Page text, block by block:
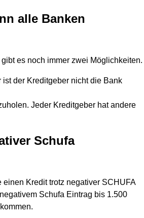
alle Banken
es noch immer zwei Möglichkeiten.
der Kreditgeber nicht die Bank
Jeder Kreditgeber hat andere
Schufa
Kredit trotz negativer SCHUFA
Schufa Eintrag bis 1.500